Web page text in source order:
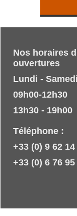
Nos horaires
ouvertures
Lundi - Samedi
09h00-12h30
13h30 - 19h00
Téléphone :
+33 (0) 9 62
+33 (0) 6 76